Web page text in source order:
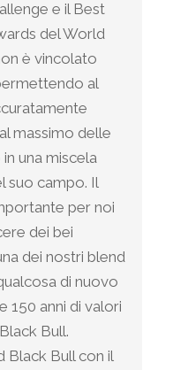
e il Best
del World
è vincolato
al
massimo delle
una miscela
suo campo. Il
per noi
dei bei
dei nostri blend
di nuovo
150 anni di valori
Bull.
Black Bull con il